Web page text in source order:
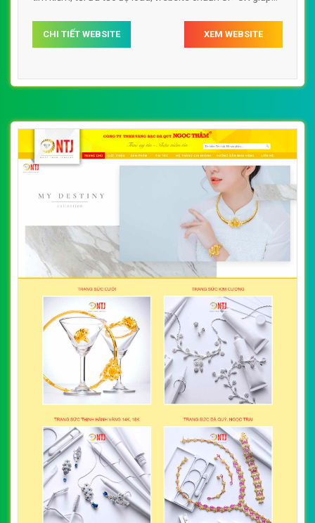
đá quý phuquycomvn
CHI TIẾT WEBSITE XEM WEBSITE